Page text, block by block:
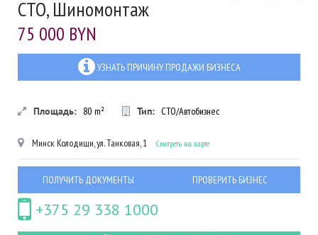
СТО, Шиномонтаж
75 000 BYN
УЗНАТЬ ПРИЧИНУ ПРОДАЖИ БИЗНЕСА
Площадь: 80 m² Тип: СТО/Автобизнес
МинскКолодищи, ул. Танковая, 1 Смотреть на карте
ПОЛУЧИТЬ ДОКУМЕНТЫ ПРОВЕРИТЬ БИЗНЕС
+375 29 338 1000